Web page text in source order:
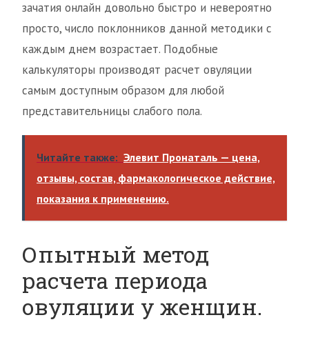
зачатия онлайн довольно быстро и невероятно
просто, число поклонников данной методики с
каждым днем возрастает. Подобные
калькуляторы производят расчет овуляции
самым доступным образом для любой
представительницы слабого пола.
Читайте также: Элевит Пронаталь — цена,
отзывы, состав, фармакологическое действие,
показания к применению.
Опытный метод
расчета периода
овуляции у женщин.